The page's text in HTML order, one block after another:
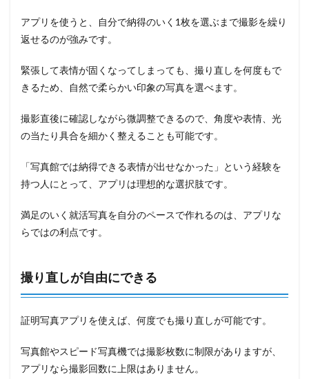
アプリを使うと、自分で納得のいく1枚を選ぶまで撮影を繰り
返せるのが強みです。
緊張して表情が固くなってしまっても、撮り直しを何度もで
きるため、自然で柔らかい印象の写真を選べます。
撮影直後に確認しながら微調整できるので、角度や表情、光
の当たり具合を細かく整えることも可能です。
「写真館では納得できる表情が出せなかった」という経験を
持つ人にとって、アプリは理想的な選択肢です。
満足のいく就活写真を自分のペースで作れるのは、アプリな
らではの利点です。
撮り直しが自由にできる
証明写真アプリを使えば、何度でも撮り直しが可能です。
写真館やスピード写真機では撮影枚数に制限がありますが、
アプリなら撮影回数に上限はありません。